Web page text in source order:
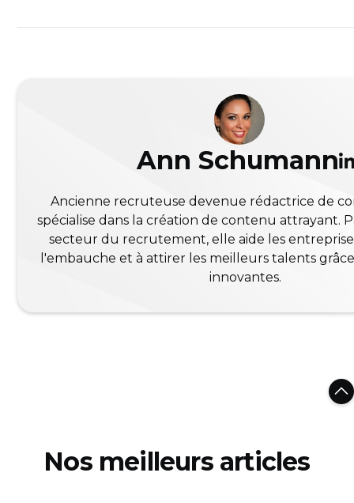
Ann Schumann
Ancienne recruteuse devenue rédactrice de
spécialise dans la création de contenu attrayant.
secteur du recrutement, elle aide les
l'embauche et à attirer les meilleurs talents
innovantes.
Nos meilleurs articles